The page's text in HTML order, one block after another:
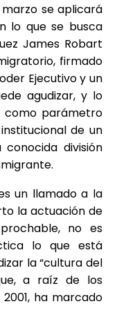
se aplicará
lo que se busca
James Robart
firmado
Ejecutivo y un
agudizar, y lo
como parámetro
de un
división
un llamado a la
la actuación de
no es
lo que está
la “cultura del
a raíz de los
ha marcado